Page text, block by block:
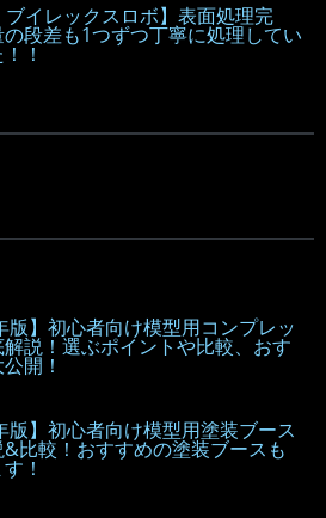
ブイレックスロボ】表面処理完
段差も1つずつ丁寧に処理してい
！
版】初心者向け模型用コンプレッ
説！選ぶポイントや比較、おす
開！
版】初心者向け模型用塗装ブース
比較！おすすめの塗装ブースも
！